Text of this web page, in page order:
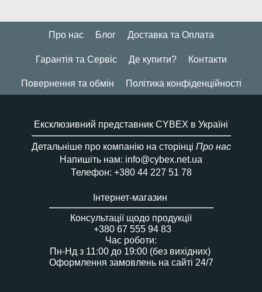
Про нас Блог Доставка та Оплата
Гарантія та Сервіс Де купити? Контакти
Повернення та обмін Політика конфіденційності
Ексклюзивний представник CYBEX в Україні
Детальніше про компанію на сторінці Про нас
Напишіть нам: info@cybex.net.ua
Телефон: +380 44 227 51 78
Інтернет-магазин
Консультації щодо продукції
+380 67 555 94 83
Час роботи:
Пн-Нд з 11:00 до 19:00 (без вихідних)
Оформлення замовлень на сайті 24/7